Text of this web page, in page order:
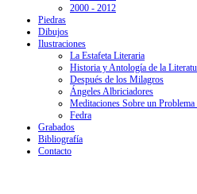
2000 - 2012
Piedras
Dibujos
Ilustraciones
La Estafeta Literaria
Historia y Antología de la
Después de los Milagros
Ángeles Albriciadores
Meditaciones Sobre un
Fedra
Grabados
Bibliografía
Contacto